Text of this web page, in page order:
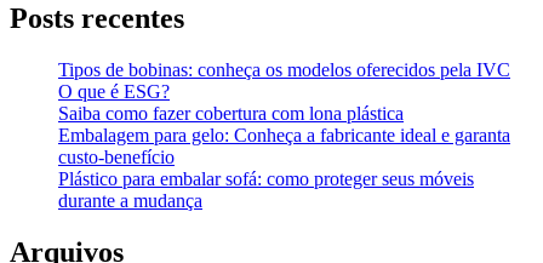
Posts recentes
Tipos de bobinas: conheça os modelos oferecidos pela IVC
O que é ESG?
Saiba como fazer cobertura com lona plástica
Embalagem para gelo: Conheça a fabricante ideal e garanta
custo-benefício
Plástico para embalar sofá: como proteger seus móveis
durante a mudança
Arquivos